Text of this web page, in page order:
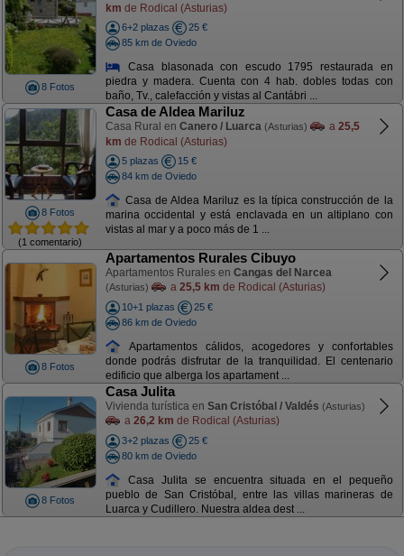
8 Fotos
km de Rodical (Asturias)
6+2 plazas
25 €
85 km de Oviedo
Casa blasonada con escudo 1795 restaurada en
piedra y madera. Cuenta con 4 hab. dobles todas con
baño, Tv., calefacción y vistas al Cantábri ...
8 Fotos
(1 comentario)
Casa de Aldea Mariluz
Casa Rural en Canero / Luarca (Asturias) a 25,5
km de Rodical (Asturias)
5 plazas
15 €
84 km de Oviedo
Casa de Aldea Mariluz es la típica construcción de la
marina occidental y está enclavada en un altiplano con
vistas al mar y a poco más de 1 ...
8 Fotos
Apartamentos Rurales Cibuyo
Apartamentos Rurales en Cangas del Narcea
(Asturias) a 25,5 km de Rodical (Asturias)
10+1 plazas
25 €
86 km de Oviedo
Apartamentos cálidos, acogedores y confortables
donde podrás disfrutar de la tranquilidad. El centenario
edificio que alberga los apartament ...
8 Fotos
Casa Julita
Vivienda turística en San Cristóbal / Valdés (Asturias)
a 26,2 km de Rodical (Asturias)
3+2 plazas
25 €
80 km de Oviedo
Casa Julita se encuentra situada en el pequeño
pueblo de San Cristóbal, entre las villas marineras de
Luarca y Cudillero. Nuestra aldea dest ...